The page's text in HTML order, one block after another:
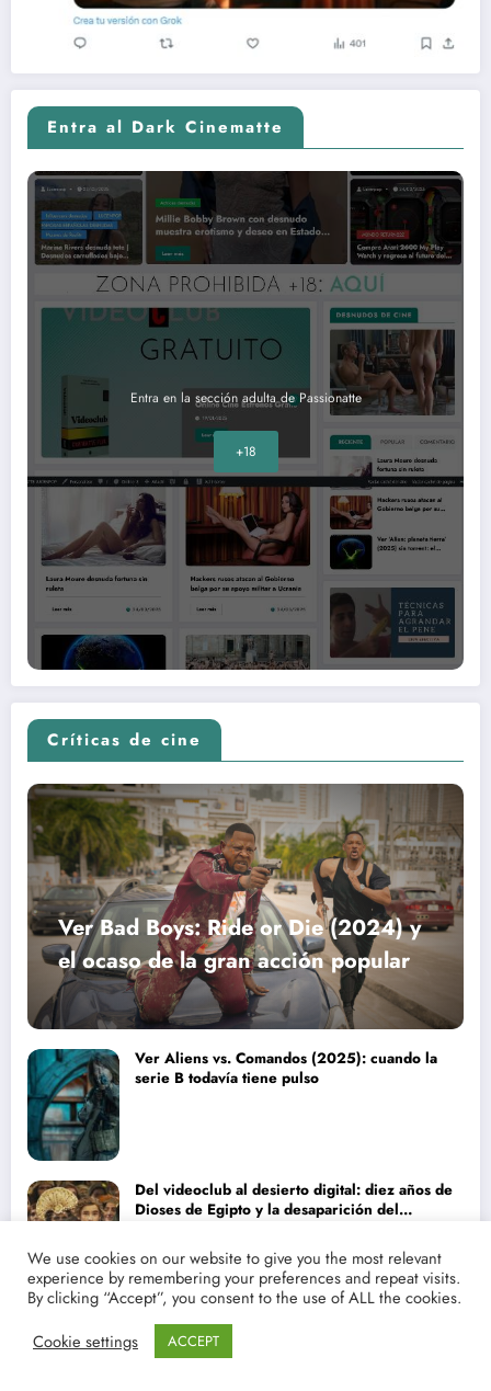
Entra al Dark Cinematte
Entra en la sección adulta de Passionatte
+18
Críticas de cine
Ver Bad Boys: Ride or Die (2024) y
el ocaso de la gran acción popular
Ver Aliens vs. Comandos (2025): cuando la
serie B todavía tiene pulso
Del videoclub al desierto digital: diez años de
Dioses de Egipto y la desaparición del
Ver Zathura (2005) o la odisea de aprender a
ser hermanos
We use cookies on our website to give you the most relevant
experience by remembering your preferences and repeat visits.
By clicking “Accept”, you consent to the use of ALL the cookies.
Cookie settings
ACCEPT